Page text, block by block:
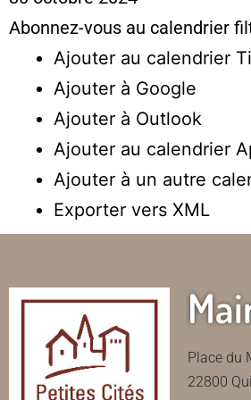
Abonnez-vous au calendrier
Ajouter au calendrier
Ajouter à Google
Ajouter à Outlook
Ajouter au calendrier
Ajouter à un autre
Exporter vers XML
Place du
22800